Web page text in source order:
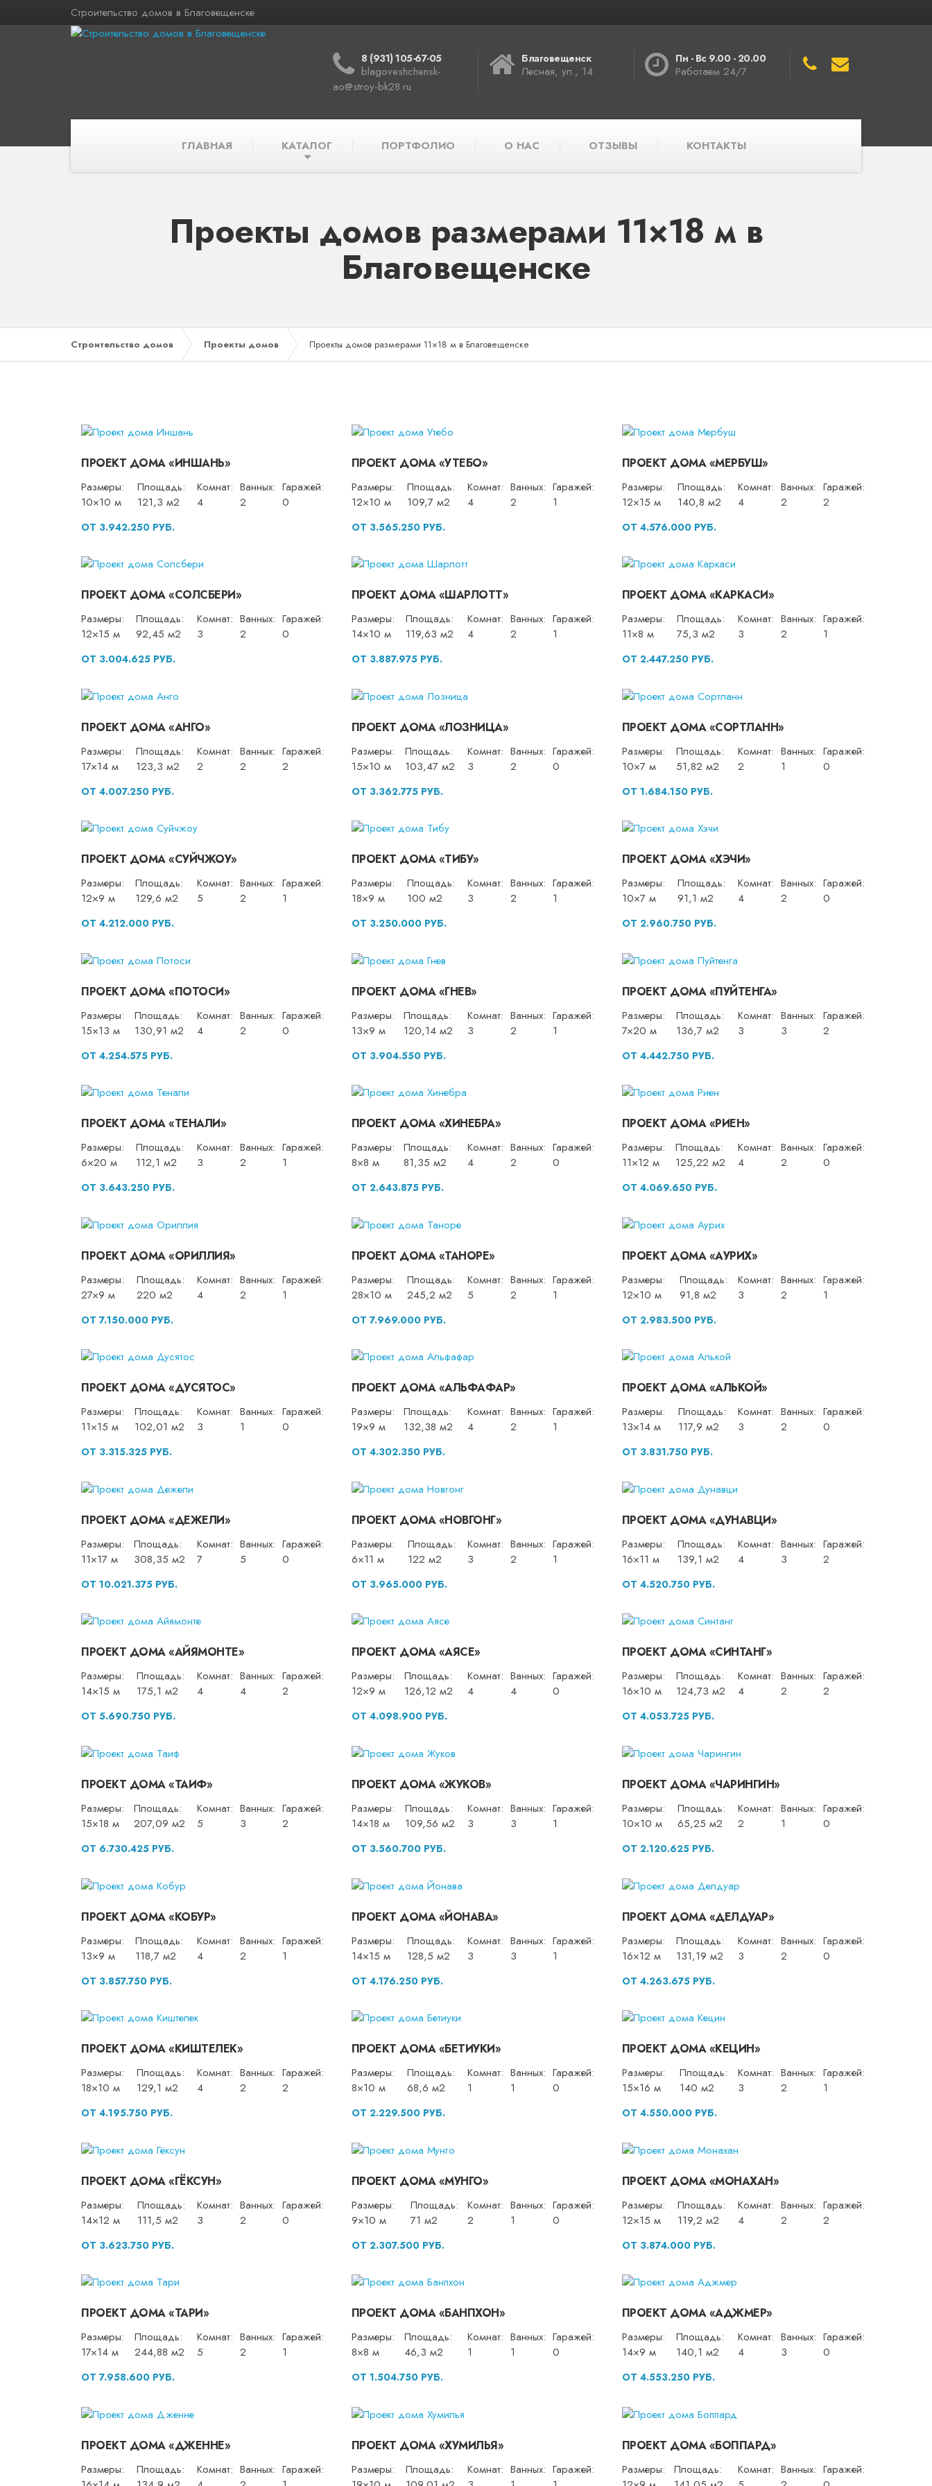
Строительство домов в Благовещенске
8 (931) 105-67-05
blagoveshchensk-
ao@stroy-bk28.ru
Благовещенск
Лесная, ул., 14
Пн - Вс 9.00 - 20.00
Работаем 24/7
ГЛАВНАЯ КАТАЛОГ ПОРТФОЛИО О НАС ОТЗЫВЫ КОНТАКТЫ
Проекты домов размерами 11×18 м в
Благовещенске
Строительство домов Проекты домов Проекты домов размерами 11×18 м в Благовещенске
ПРОЕКТ ДОМА «ИНШАНЬ»
Размеры:
10×10 м
Площадь:
121,3 м2
Комнат:
4
Ванных:
2
Гаражей:
0
ОТ 3.942.250 РУБ.
ПРОЕКТ ДОМА «УТЕБО»
Размеры:
12×10 м
Площадь:
109,7 м2
Комнат:
4
Ванных:
2
Гаражей:
1
ОТ 3.565.250 РУБ.
ПРОЕКТ ДОМА «МЕРБУШ»
Размеры:
12×15 м
Площадь:
140,8 м2
Комнат:
4
Ванных:
2
Гаражей:
2
ОТ 4.576.000 РУБ.
ПРОЕКТ ДОМА «СОЛСБЕРИ»
Размеры:
12×15 м
Площадь:
92,45 м2
Комнат:
3
Ванных:
2
Гаражей:
0
ОТ 3.004.625 РУБ.
ПРОЕКТ ДОМА «ШАРЛОТТ»
Размеры:
14×10 м
Площадь:
119,63 м2
Комнат:
4
Ванных:
2
Гаражей:
1
ОТ 3.887.975 РУБ.
ПРОЕКТ ДОМА «КАРКАСИ»
Размеры:
11×8 м
Площадь:
75,3 м2
Комнат:
3
Ванных:
2
Гаражей:
1
ОТ 2.447.250 РУБ.
ПРОЕКТ ДОМА «АНГО»
Размеры:
17×14 м
Площадь:
123,3 м2
Комнат:
2
Ванных:
2
Гаражей:
2
ОТ 4.007.250 РУБ.
ПРОЕКТ ДОМА «ЛОЗНИЦА»
Размеры:
15×10 м
Площадь:
103,47 м2
Комнат:
3
Ванных:
2
Гаражей:
0
ОТ 3.362.775 РУБ.
ПРОЕКТ ДОМА «СОРТЛАНН»
Размеры:
10×7 м
Площадь:
51,82 м2
Комнат:
2
Ванных:
1
Гаражей:
0
ОТ 1.684.150 РУБ.
ПРОЕКТ ДОМА «СУЙЧЖОУ»
Размеры:
12×9 м
Площадь:
129,6 м2
Комнат:
5
Ванных:
2
Гаражей:
1
ОТ 4.212.000 РУБ.
ПРОЕКТ ДОМА «ТИБУ»
Размеры:
18×9 м
Площадь:
100 м2
Комнат:
3
Ванных:
2
Гаражей:
1
ОТ 3.250.000 РУБ.
ПРОЕКТ ДОМА «ХЭЧИ»
Размеры:
10×7 м
Площадь:
91,1 м2
Комнат:
4
Ванных:
2
Гаражей:
0
ОТ 2.960.750 РУБ.
ПРОЕКТ ДОМА «ПОТОСИ»
Размеры:
15×13 м
Площадь:
130,91 м2
Комнат:
4
Ванных:
2
Гаражей:
0
ОТ 4.254.575 РУБ.
ПРОЕКТ ДОМА «ГНЕВ»
Размеры:
13×9 м
Площадь:
120,14 м2
Комнат:
3
Ванных:
2
Гаражей:
1
ОТ 3.904.550 РУБ.
ПРОЕКТ ДОМА «ПУЙТЕНГА»
Размеры:
7×20 м
Площадь:
136,7 м2
Комнат:
3
Ванных:
3
Гаражей:
2
ОТ 4.442.750 РУБ.
ПРОЕКТ ДОМА «ТЕНАЛИ»
Размеры:
6×20 м
Площадь:
112,1 м2
Комнат:
3
Ванных:
2
Гаражей:
1
ОТ 3.643.250 РУБ.
ПРОЕКТ ДОМА «ХИНЕБРА»
Размеры:
8×8 м
Площадь:
81,35 м2
Комнат:
4
Ванных:
2
Гаражей:
0
ОТ 2.643.875 РУБ.
ПРОЕКТ ДОМА «РИЕН»
Размеры:
11×12 м
Площадь:
125,22 м2
Комнат:
4
Ванных:
2
Гаражей:
0
ОТ 4.069.650 РУБ.
ПРОЕКТ ДОМА «ОРИЛЛИЯ»
Размеры:
27×9 м
Площадь:
220 м2
Комнат:
4
Ванных:
2
Гаражей:
1
ОТ 7.150.000 РУБ.
ПРОЕКТ ДОМА «ТАНОРЕ»
Размеры:
28×10 м
Площадь:
245,2 м2
Комнат:
5
Ванных:
2
Гаражей:
1
ОТ 7.969.000 РУБ.
ПРОЕКТ ДОМА «АУРИХ»
Размеры:
12×10 м
Площадь:
91,8 м2
Комнат:
3
Ванных:
2
Гаражей:
1
ОТ 2.983.500 РУБ.
ПРОЕКТ ДОМА «ДУСЯТОС»
Размеры:
11×15 м
Площадь:
102,01 м2
Комнат:
3
Ванных:
1
Гаражей:
0
ОТ 3.315.325 РУБ.
ПРОЕКТ ДОМА «АЛЬФАФАР»
Размеры:
19×9 м
Площадь:
132,38 м2
Комнат:
4
Ванных:
2
Гаражей:
1
ОТ 4.302.350 РУБ.
ПРОЕКТ ДОМА «АЛЬКОЙ»
Размеры:
13×14 м
Площадь:
117,9 м2
Комнат:
3
Ванных:
2
Гаражей:
0
ОТ 3.831.750 РУБ.
ПРОЕКТ ДОМА «ДЕЖЕЛИ»
Размеры:
11×17 м
Площадь:
308,35 м2
Комнат:
7
Ванных:
5
Гаражей:
0
ОТ 10.021.375 РУБ.
ПРОЕКТ ДОМА «НОВГОНГ»
Размеры:
6×11 м
Площадь:
122 м2
Комнат:
3
Ванных:
2
Гаражей:
1
ОТ 3.965.000 РУБ.
ПРОЕКТ ДОМА «ДУНАВЦИ»
Размеры:
16×11 м
Площадь:
139,1 м2
Комнат:
4
Ванных:
3
Гаражей:
2
ОТ 4.520.750 РУБ.
ПРОЕКТ ДОМА «АЙЯМОНТЕ»
Размеры:
14×15 м
Площадь:
175,1 м2
Комнат:
4
Ванных:
4
Гаражей:
2
ОТ 5.690.750 РУБ.
ПРОЕКТ ДОМА «АЯСЕ»
Размеры:
12×9 м
Площадь:
126,12 м2
Комнат:
4
Ванных:
4
Гаражей:
0
ОТ 4.098.900 РУБ.
ПРОЕКТ ДОМА «СИНТАНГ»
Размеры:
16×10 м
Площадь:
124,73 м2
Комнат:
4
Ванных:
2
Гаражей:
2
ОТ 4.053.725 РУБ.
ПРОЕКТ ДОМА «ТАИФ»
Размеры:
15×18 м
Площадь:
207,09 м2
Комнат:
5
Ванных:
3
Гаражей:
2
ОТ 6.730.425 РУБ.
ПРОЕКТ ДОМА «ЖУКОВ»
Размеры:
14×18 м
Площадь:
109,56 м2
Комнат:
3
Ванных:
3
Гаражей:
1
ОТ 3.560.700 РУБ.
ПРОЕКТ ДОМА «ЧАРИНГИН»
Размеры:
10×10 м
Площадь:
65,25 м2
Комнат:
2
Ванных:
1
Гаражей:
0
ОТ 2.120.625 РУБ.
ПРОЕКТ ДОМА «КОБУР»
Размеры:
13×9 м
Площадь:
118,7 м2
Комнат:
4
Ванных:
2
Гаражей:
1
ОТ 3.857.750 РУБ.
ПРОЕКТ ДОМА «ЙОНАВА»
Размеры:
14×15 м
Площадь:
128,5 м2
Комнат:
3
Ванных:
3
Гаражей:
1
ОТ 4.176.250 РУБ.
ПРОЕКТ ДОМА «ДЕЛДУАР»
Размеры:
16×12 м
Площадь:
131,19 м2
Комнат:
3
Ванных:
2
Гаражей:
0
ОТ 4.263.675 РУБ.
ПРОЕКТ ДОМА «КИШТЕЛЕК»
Размеры:
18×10 м
Площадь:
129,1 м2
Комнат:
4
Ванных:
2
Гаражей:
2
ОТ 4.195.750 РУБ.
ПРОЕКТ ДОМА «БЕТИУКИ»
Размеры:
8×10 м
Площадь:
68,6 м2
Комнат:
1
Ванных:
1
Гаражей:
0
ОТ 2.229.500 РУБ.
ПРОЕКТ ДОМА «КЕЦИН»
Размеры:
15×16 м
Площадь:
140 м2
Комнат:
3
Ванных:
2
Гаражей:
1
ОТ 4.550.000 РУБ.
ПРОЕКТ ДОМА «ГЁКСУН»
Размеры:
14×12 м
Площадь:
111,5 м2
Комнат:
3
Ванных:
2
Гаражей:
0
ОТ 3.623.750 РУБ.
ПРОЕКТ ДОМА «МУНГО»
Размеры:
9×10 м
Площадь:
71 м2
Комнат:
2
Ванных:
1
Гаражей:
0
ОТ 2.307.500 РУБ.
ПРОЕКТ ДОМА «МОНАХАН»
Размеры:
12×15 м
Площадь:
119,2 м2
Комнат:
4
Ванных:
2
Гаражей:
2
ОТ 3.874.000 РУБ.
ПРОЕКТ ДОМА «ТАРИ»
Размеры:
17×14 м
Площадь:
244,88 м2
Комнат:
5
Ванных:
2
Гаражей:
1
ОТ 7.958.600 РУБ.
ПРОЕКТ ДОМА «БАНПХОН»
Размеры:
8×8 м
Площадь:
46,3 м2
Комнат:
1
Ванных:
1
Гаражей:
0
ОТ 1.504.750 РУБ.
ПРОЕКТ ДОМА «АДЖМЕР»
Размеры:
14×9 м
Площадь:
140,1 м2
Комнат:
4
Ванных:
3
Гаражей:
0
ОТ 4.553.250 РУБ.
ПРОЕКТ ДОМА «ДЖЕННЕ»
Размеры:
Площадь:
Комнат: Ванных: Гаражей:
ПРОЕКТ ДОМА «ХУМИЛЬЯ»
Размеры:
Площадь:
Комнат: Ванных: Гаражей:
ПРОЕКТ ДОМА «БОППАРД»
Размеры:
Площадь:
Комнат: Ванных: Гаражей: